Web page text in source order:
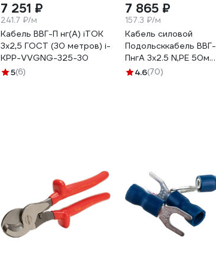
7 251 ₽
241.7 ₽/м
Кабель ВВГ-П нг(А) iTOK
3x2,5 ГОСТ (30 метров) i-
KPP-VVGNG-325-30
5(6)
7 865 ₽
157.3 ₽/м
Кабель силовой
Подольсккабель ВВГ-
ПнгА 3х2.5 N,PE 50м.
69046-50
4.6(70)